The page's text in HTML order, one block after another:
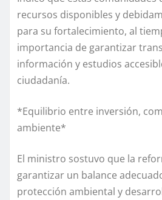
recursos disponibles y
para su fortalecimiento, al
importancia de garantizar
información y estudios
ciudadanía.
*Equilibrio entre inversión,
ambiente*
El ministro sostuvo que la
garantizar un balance
protección ambiental y